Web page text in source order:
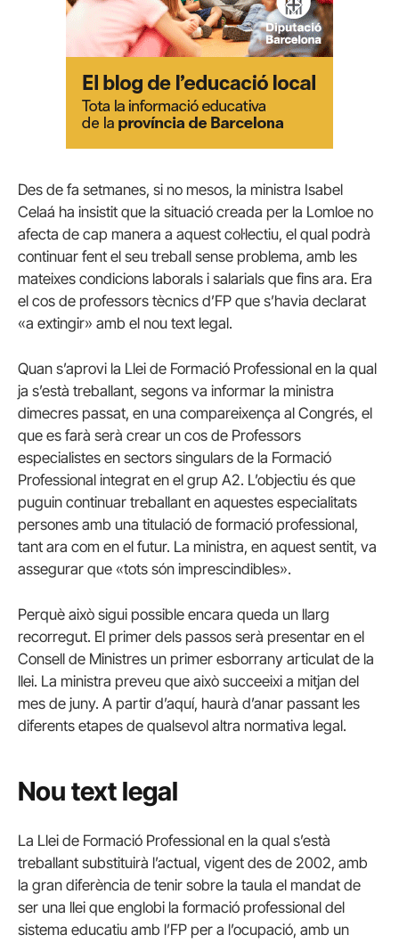
Des de fa setmanes, si no mesos, la ministra Isabel
Celaá ha insistit que la situació creada per la Lomloe no
afecta de cap manera a aquest col·lectiu, el qual podrà
continuar fent el seu treball sense problema, amb les
mateixes condicions laborals i salarials que fins ara. Era
el cos de professors tècnics d’FP que s’havia declarat
«a extingir» amb el nou text legal.
Quan s’aprovi la Llei de Formació Professional en la qual
ja s’està treballant, segons va informar la ministra
dimecres passat, en una compareixença al Congrés, el
que es farà serà crear un cos de Professors
especialistes en sectors singulars de la Formació
Professional integrat en el grup A2. L’objectiu és que
puguin continuar treballant en aquestes especialitats
persones amb una titulació de formació professional,
tant ara com en el futur. La ministra, en aquest sentit, va
assegurar que «tots són imprescindibles».
Perquè això sigui possible encara queda un llarg
recorregut. El primer dels passos serà presentar en el
Consell de Ministres un primer esborrany articulat de la
llei. La ministra preveu que això succeeixi a mitjan del
mes de juny. A partir d’aquí, haurà d’anar passant les
diferents etapes de qualsevol altra normativa legal.
Nou text legal
La Llei de Formació Professional en la qual s’està
treballant substituirà l’actual, vigent des de 2002, amb
la gran diferència de tenir sobre la taula el mandat de
ser una llei que englobi la formació professional del
sistema educatiu amb l’FP per a l’ocupació, amb un